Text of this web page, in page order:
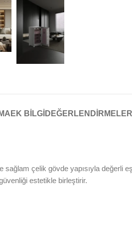
EK BILGI
çelik gövde yapısıyla değerli
estetikle birleştirir.